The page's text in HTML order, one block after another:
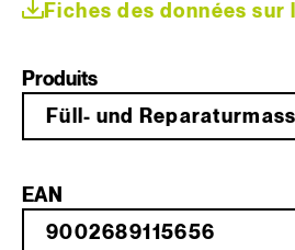
Fiches des données sur
Produits
EAN